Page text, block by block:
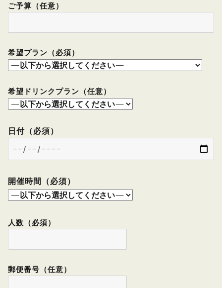
ご予算（任意）
希望プラン（必須）
希望ドリンクプラン（任意）
日付（必須）
開催時間（必須）
人数（必須）
郵便番号（任意）